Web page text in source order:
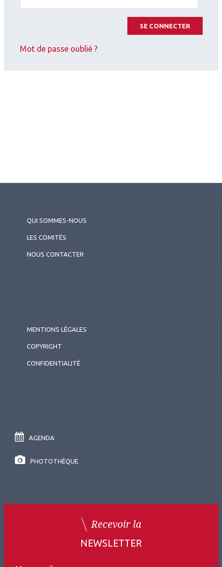
La SoFem de retour
Un cabinet aurait-il dépassé les
bornes ?
SE CONNECTER
Mot de passe oublié ?
QUI SOMMES-NOUS
LES COMITÉS
NOUS CONTACTER
MENTIONS LÉGALES
COPYRIGHT
CONFIDENTIALITÉ
AGENDA
PHOTOTHÈQUE
Recevoir la
NEWSLETTER